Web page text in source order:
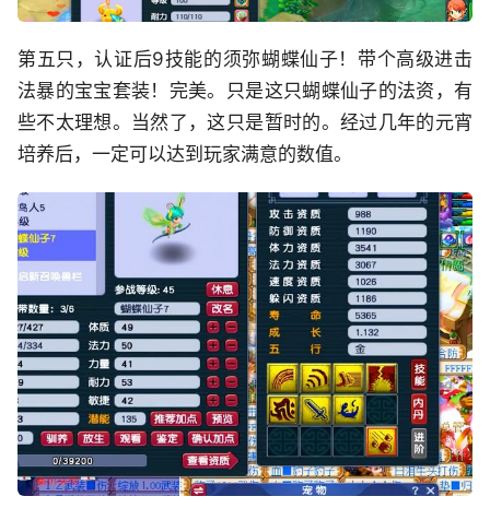
第五只，认证后9技能的须弥蝴蝶仙子！带个高级进击
法暴的宝宝套装！完美。只是这只蝴蝶仙子的法资，有
些不太理想。当然了，这只是暂时的。经过几年的元宵
培养后，一定可以达到玩家满意的数值。